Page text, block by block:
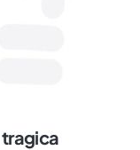
tragica